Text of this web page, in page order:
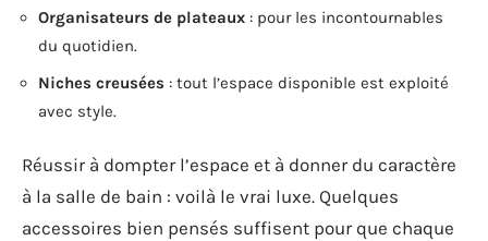
Organisateurs de plateaux : pour les incontournables
du quotidien.
Niches creusées : tout l’espace disponible est exploité
avec style.
Réussir à dompter l’espace et à donner du caractère
à la salle de bain : voilà le vrai luxe. Quelques
accessoires bien pensés suffisent pour que chaque